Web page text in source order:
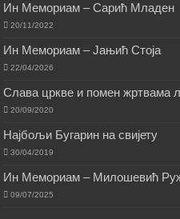
Ин Мемориам – Сарић Младен
20/11/2022
Ин Мемориам – Јањић Стоја
22/04/2026
Слава цркве и помен жртвама
20/09/2020
Најбољи Бугарин на свијету
30/04/2019
Ин Мемориам – Милошевић
09/07/2025